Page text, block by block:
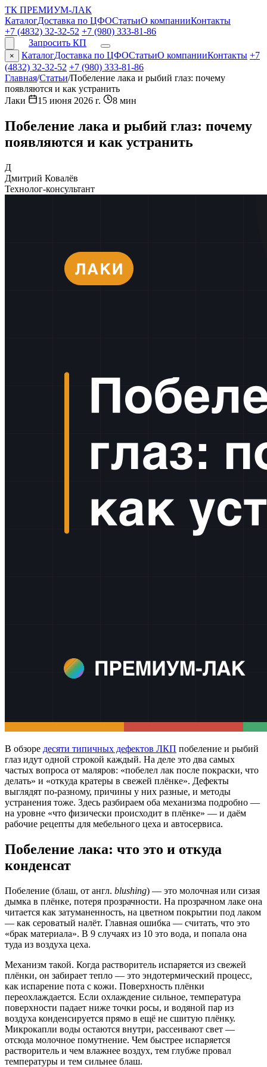
ТК ПРЕМИУМ-ЛАК
КаталогДоставка по ЦФОСтатьиО компанииКонтакты
+7 (4832) 32-32-52 +7 (980) 333-81-86
Запросить КП
× КаталогДоставка по ЦФОСтатьиО компанииКонтакты +7
(4832) 32-32-52 +7 (980) 333-81-86
Главная/Статьи/Побеление лака и рыбий глаз: почему
появляются и как устранить
Лаки
15 июня 2026 г. 8 мин
Побеление лака и рыбий глаз: почему
появляются и как устранить
Д
Дмитрий Ковалёв
Технолог-консультант
В обзоре десяти типичных дефектов ЛКП побеление и рыбий
глаз идут одной строкой каждый. На деле это два самых
частых вопроса от маляров: «побелел лак после покраски, что
делать» и «откуда кратеры в свежей плёнке». Дефекты
выглядят по-разному, причины у них разные, и методы
устранения тоже. Здесь разбираем оба механизма подробно —
на уровне «что физически происходит в плёнке» — и даём
рабочие рецепты для мебельного цеха и автосервиса.
Побеление лака: что это и откуда
конденсат
Побеление (блаш, от англ. blushing) — это молочная или сизая
дымка в плёнке, потеря прозрачности. На прозрачном лаке она
читается как затуманенность, на цветном покрытии под лаком
— как сероватый налёт. Главная ошибка — считать, что это
«брак материала». В 9 случаях из 10 это вода, и попала она
туда из воздуха цеха.
Механизм такой. Когда растворитель испаряется из свежей
плёнки, он забирает тепло — это эндотермический процесс,
как испарение пота с кожи. Поверхность плёнки
переохлаждается. Если охлаждение сильное, температура
поверхности падает ниже точки росы, и водяной пар из
воздуха конденсируется прямо в ещё не сшитую плёнку.
Микрокапли воды остаются внутри, рассеивают свет —
отсюда молочное помутнение. Чем быстрее испаряется
растворитель и чем влажнее воздух, тем глубже провал
температуры и тем сильнее блаш.